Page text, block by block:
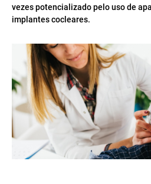
vezes potencializado pelo uso de
implantes cocleares.